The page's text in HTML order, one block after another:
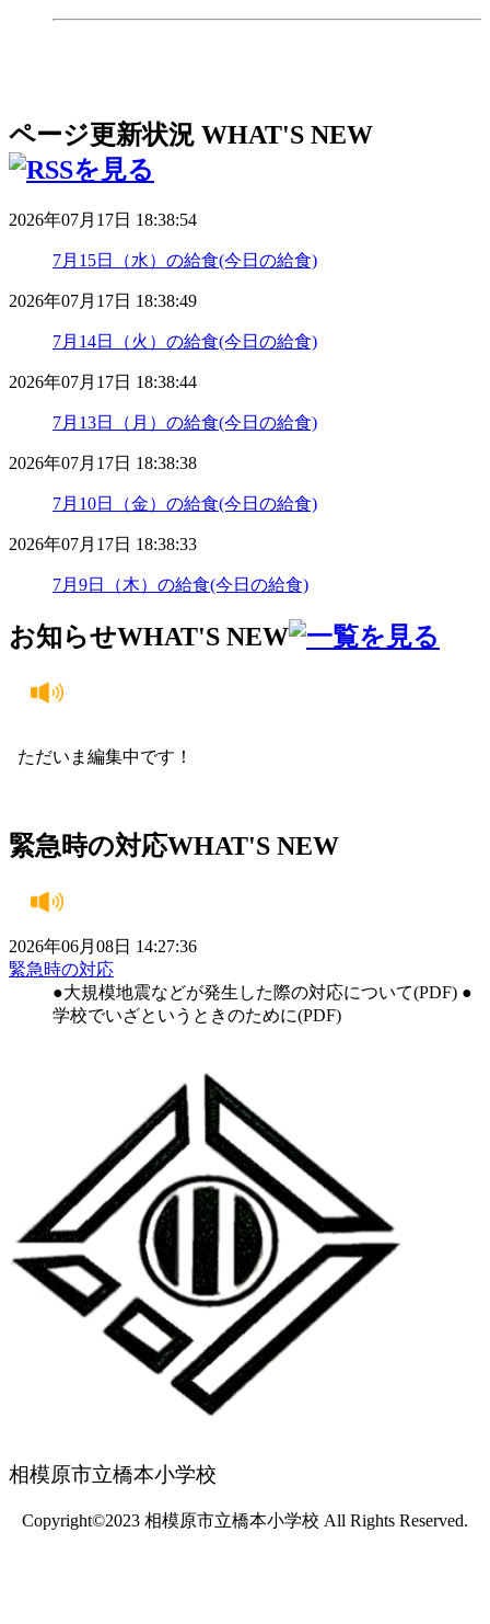
ページ更新状況 WHAT'S NEW
2026年07月17日 18:38:54
7月15日（水）の給食(今日の給食)
2026年07月17日 18:38:49
7月14日（火）の給食(今日の給食)
2026年07月17日 18:38:44
7月13日（月）の給食(今日の給食)
2026年07月17日 18:38:38
7月10日（金）の給食(今日の給食)
2026年07月17日 18:38:33
7月9日（木）の給食(今日の給食)
お知らせWHAT'S NEW
ただいま編集中です！
緊急時の対応WHAT'S NEW
2026年06月08日 14:27:36
緊急時の対応
●大規模地震などが発生した際の対応について(PDF) ●
学校でいざというときのために(PDF)
相模原市立橋本小学校
Copyright©2023 相模原市立橋本小学校 All Rights Reserved.